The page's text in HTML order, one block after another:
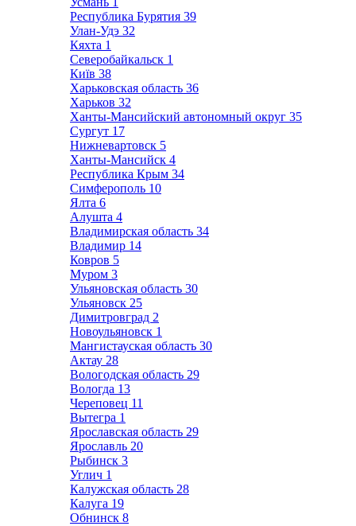
Республика Бурятия 39
Улан-Удэ 32
Кяхта 1
Северобайкальск 1
Київ 38
Харьковская область 36
Харьков 32
Ханты-Мансийский автономный округ 35
Сургут 17
Нижневартовск 5
Ханты-Мансийск 4
Республика Крым 34
Симферополь 10
Ялта 6
Алушта 4
Владимирская область 34
Владимир 14
Ковров 5
Муром 3
Ульяновская область 30
Ульяновск 25
Димитровград 2
Новоульяновск 1
Мангистауская область 30
Актау 28
Вологодская область 29
Вологда 13
Череповец 11
Вытегра 1
Ярославская область 29
Ярославль 20
Рыбинск 3
Углич 1
Калужская область 28
Калуга 19
Обнинск 8